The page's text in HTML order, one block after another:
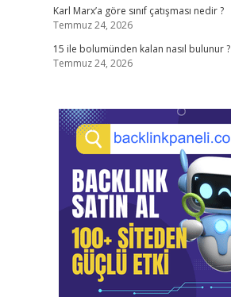
Karl Marx’a göre sınıf çatışması nedir ?
Temmuz 24, 2026
15 ile bolumünden kalan nasıl bulunur ?
Temmuz 24, 2026